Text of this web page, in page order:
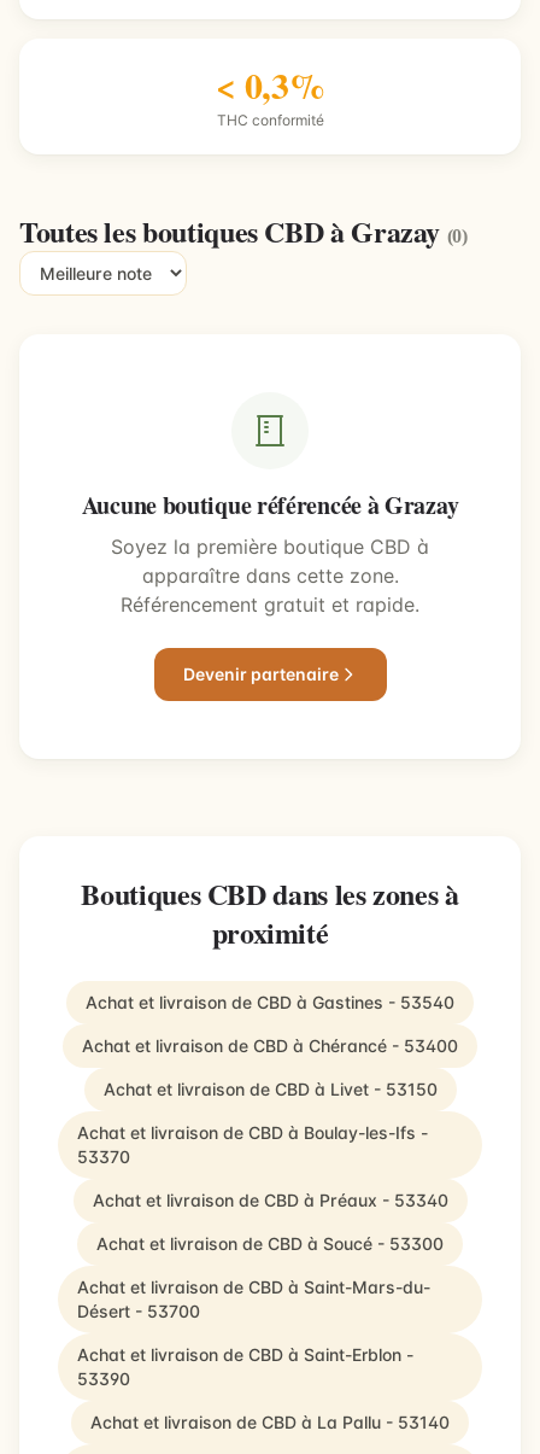
< 0,3%
THC conformité
Toutes les boutiques CBD à Grazay (0)
Aucune boutique référencée à Grazay
Soyez la première boutique CBD à
apparaître dans cette zone.
Référencement gratuit et rapide.
Devenir partenaire
Boutiques CBD dans les zones à
proximité
Achat et livraison de CBD à Gastines - 53540
Achat et livraison de CBD à Chérancé - 53400
Achat et livraison de CBD à Livet - 53150
Achat et livraison de CBD à Boulay-les-Ifs -
53370
Achat et livraison de CBD à Préaux - 53340
Achat et livraison de CBD à Soucé - 53300
Achat et livraison de CBD à Saint-Mars-du-
Désert - 53700
Achat et livraison de CBD à Saint-Erblon -
53390
Achat et livraison de CBD à La Pallu - 53140